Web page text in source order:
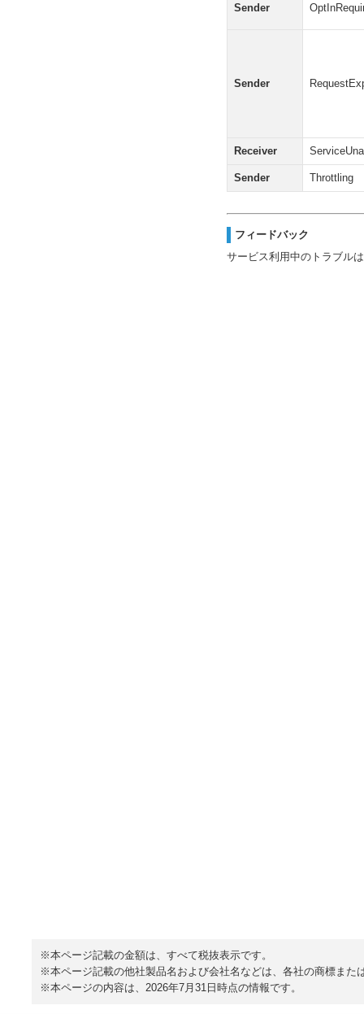
Sender
Sender
Receiver
Sender Throttling
フィードバック
サービス利用中のトラブル
※本ページ記載の金額は、すべて税抜表示です。
※本ページ記載の他社製品名および会社名などは、各社の商標また
※本ページの内容は、2026年7月31日時点の情報です。